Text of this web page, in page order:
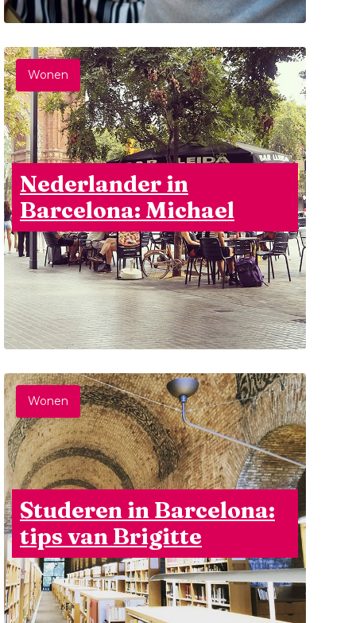
Wonen
Nederlander in
Barcelona: Michael
Wonen
Studeren in Barcelona:
tips van Brigitte